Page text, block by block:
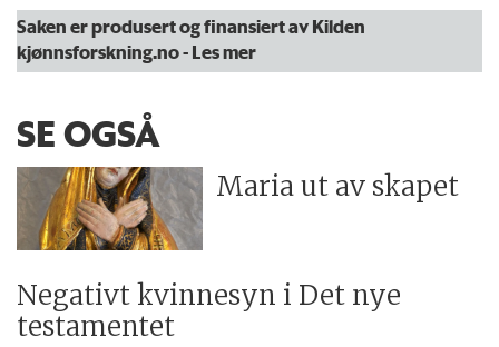
Saken er produsert og finansiert av Kilden
kjønnsforskning.no- Les mer
SE OGSÅ
Maria ut av skapet
Negativt kvinnesyn i Det nye
testamentet